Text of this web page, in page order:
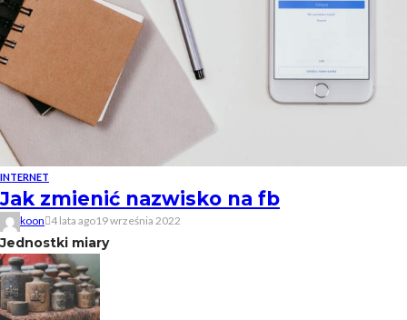
INTERNET
Jak zmienić nazwisko na fb
koon 4 lata ago19 września 2022
Jednostki miary